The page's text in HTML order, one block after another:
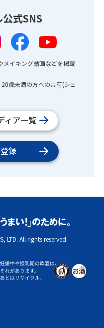
式SNS
メイキング動画などを掲載
歳未満の方への共有(シェ
ィア一覧
録
LTD. All rights reserved.